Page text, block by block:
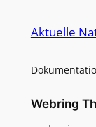
Aktuelle
Webring